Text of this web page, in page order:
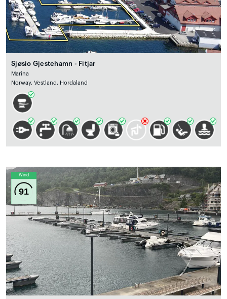
Sjøsio Gjestehamn - Fitjar
Marina
Norway, Vestland, Hordaland
Wind
91